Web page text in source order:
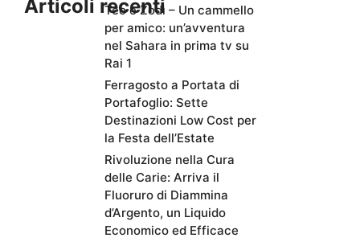
Articoli recentiTeo e Zodì – Un cammello
per amico: un’avventura
nel Sahara in prima tv su
Rai 1
Ferragosto a Portata di
Portafoglio: Sette
Destinazioni Low Cost per
la Festa dell’Estate
Rivoluzione nella Cura
delle Carie: Arriva il
Fluoruro di Diammina
d’Argento, un Liquido
Economico ed Efficace